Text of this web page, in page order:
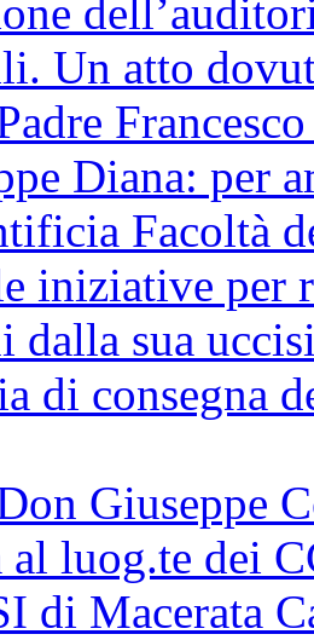
Un atto
Diana: per
Facoltà
iniziative per
dalla sua
di consegna
Giuseppe
luog.te dei
di Macerata